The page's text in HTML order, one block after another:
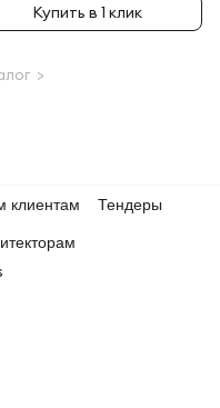
Купить в 1 клик
>
клиентам Тендеры